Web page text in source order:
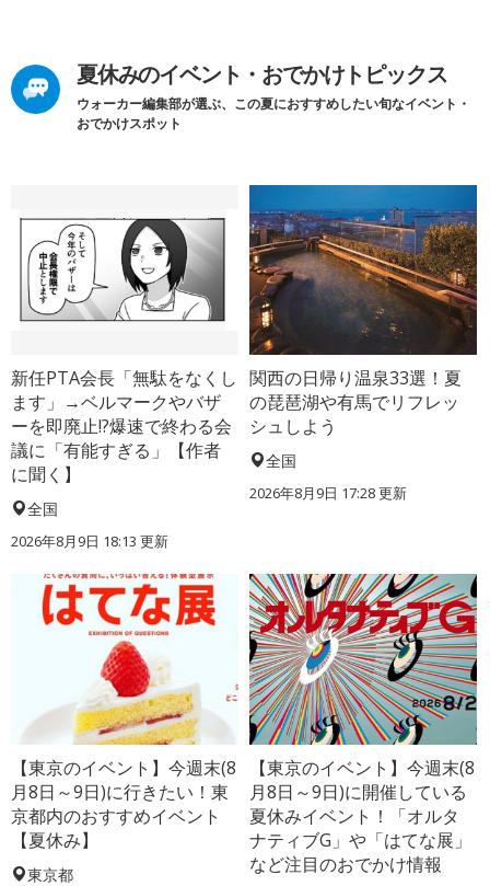
夏休みのイベント・おでかけトピックス
ウォーカー編集部が選ぶ、この夏におすすめしたい旬なイベント・
おでかけスポット
新任PTA会長「無駄をなくし
ます」→ベルマークやバザ
ーを即廃止!?爆速で終わる会
議に「有能すぎる」【作者
に聞く】
全国
2026年8月9日 18:13 更新
関西の日帰り温泉33選！夏
の琵琶湖や有馬でリフレッ
シュしよう
全国
2026年8月9日 17:28更新
【東京のイベント】今週末(8
月8日～9日)に行きたい！東
京都内のおすすめイベント
【夏休み】
東京都
【東京のイベント】今週末(8
月8日～9日)に開催している
夏休みイベント！「オルタ
ナティブG」や「はてな展」
など注目のおでかけ情報